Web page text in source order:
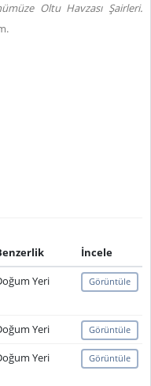
Oltu Havzası Şairleri.
İncele
Yeri Görüntüle
Yeri Görüntüle
Yeri Görüntüle